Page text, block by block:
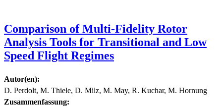
Comparison of Multi-Fidelity Rotor
Analysis Tools for Transitional and Low
Speed Flight Regimes
Autor(en):
D. Perdolt, M. Thiele, D. Milz, M. May, R. Kuchar, M. Hornung
Zusammenfassung: